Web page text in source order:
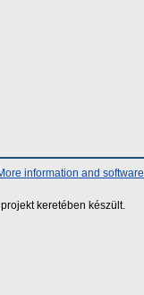
information and software
keretében készült.